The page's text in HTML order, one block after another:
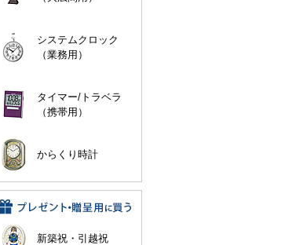
システムクロック
（業務用）
タイマー/トラベラ
（携帯用）
からくり時計
新築祝・引越祝